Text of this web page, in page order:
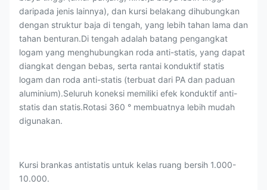
daripada jenis lainnya), dan kursi belakang dihubungkan
dengan struktur baja di tengah, yang lebih tahan lama dan
tahan benturan.Di tengah adalah batang pengangkat
logam yang menghubungkan roda anti-statis, yang dapat
diangkat dengan bebas, serta rantai konduktif statis
logam dan roda anti-statis (terbuat dari PA dan paduan
aluminium).Seluruh koneksi memiliki efek konduktif anti-
statis dan statis.Rotasi 360 ° membuatnya lebih mudah
digunakan.
Kursi brankas antistatis untuk kelas ruang bersih 1.000-
10.000.